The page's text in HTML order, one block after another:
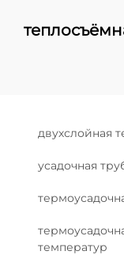
двухслойная
усадочная
температур